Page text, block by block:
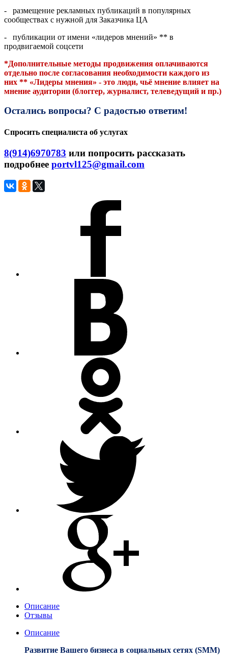
- размещение рекламных публикаций в популярных
сообществах с нужной для Заказчика ЦА
- публикации от имени «лидеров мнений» ** в
продвигаемой соцсети
*Дополнительные методы продвижения оплачиваются
отдельно после согласования необходимости каждого из
них ** «Лидеры мнения» - это люди, чьё мнение влияет на
мнение аудитории (блоггер, журналист, телеведущий и пр.)
Остались вопросы? С радостью ответим!
Спросить специалиста об услугах
8(914)6970783 или попросить рассказать
подробнее portvl125@gmail.com
Описание
Отзывы
Описание
Развитие Вашего бизнеса в социальных сетях (SMM)